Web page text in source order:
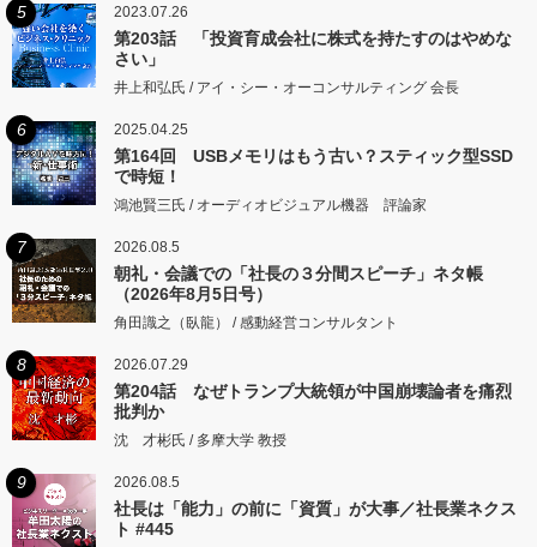
5 2023.07.26
第203話 「投資育成会社に株式を持たすのはやめな
さい」
井上和弘氏 / アイ・シー・オーコンサルティング 会長
6 2025.04.25
第164回 USBメモリはもう古い？スティック型SSD
で時短！
鴻池賢三氏 / オーディオビジュアル機器 評論家
7 2026.08.5
朝礼・会議での「社長の３分間スピーチ」ネタ帳
（2026年8月5日号）
角田識之（臥龍） / 感動経営コンサルタント
8 2026.07.29
第204話 なぜトランプ大統領が中国崩壊論者を痛烈
批判か
沈 才彬氏 / 多摩大学 教授
9 2026.08.5
社長は「能力」の前に「資質」が大事／社長業ネクス
ト #445